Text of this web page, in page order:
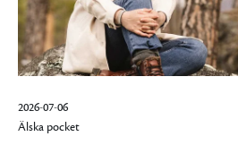
2026-07-06
Älska pocket